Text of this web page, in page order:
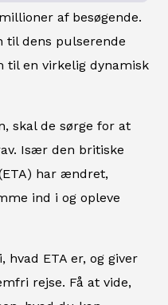
af besøgende.
til dens pulserende
til en virkelig dynamisk
skal de sørge for at
Især den britiske
har ændret,
ind i og opleve
hvad ETA er, og giver
rejse. Få at vide,